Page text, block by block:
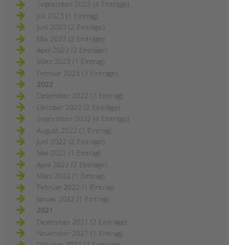
September 2023 (4 Einträge)
Juli 2023 (1 Eintrag)
Juni 2023 (2 Einträge)
Mai 2023 (2 Einträge)
April 2023 (2 Einträge)
März 2023 (1 Eintrag)
Februar 2023 (3 Einträge)
2022
Dezember 2022 (1 Eintrag)
Oktober 2022 (2 Einträge)
September 2022 (4 Einträge)
August 2022 (1 Eintrag)
Juni 2022 (2 Einträge)
Mai 2022 (1 Eintrag)
April 2022 (2 Einträge)
März 2022 (1 Eintrag)
Februar 2022 (1 Eintrag)
Januar 2022 (1 Eintrag)
2021
Dezember 2021 (2 Einträge)
November 2021 (1 Eintrag)